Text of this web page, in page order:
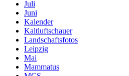
Juli
Juni
Kalender
Kaltluftschauer
Landschaftsfotos
Leipzig
Mai
Mammatus